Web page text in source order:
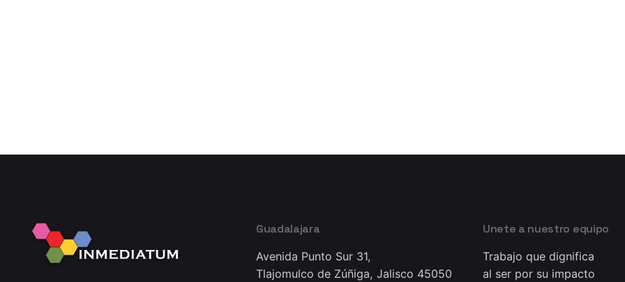
Guadalajara
Avenida Punto Sur 31,
Tlajomulco de Zúñiga, Jalisco 45050
Unete a nuestro equipo
Trabajo que dignifica
al ser por su impacto